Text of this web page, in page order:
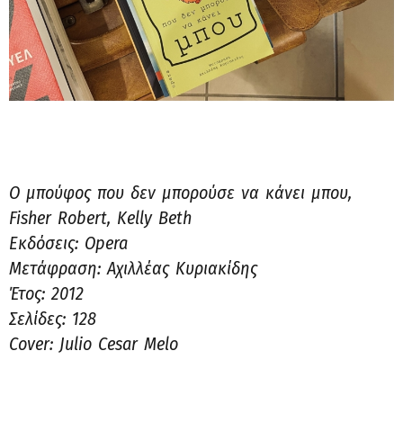
Ο μπούφος που δεν μπορούσε να κάνει μπου,
Fisher Robert, Kelly Beth
Εκδόσεις: Opera
Μετάφραση: Αχιλλέας Κυριακίδης
Έτος: 2012
Σελίδες: 128
Cover: Julio Cesar Melo